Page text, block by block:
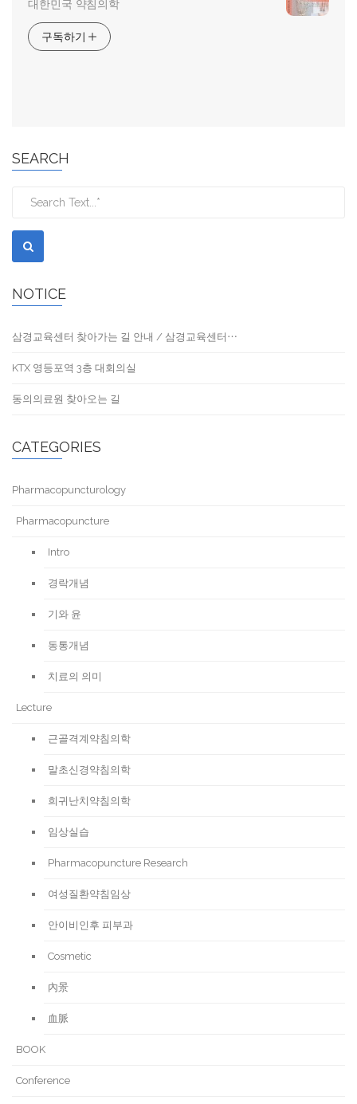
대한민국 약침의학
구독하기
SEARCH
NOTICE
삼경교육센터 찾아가는 길 안내 / 삼경교육센터⋯
KTX 영등포역 3층 대회의실
동의의료원 찾아오는 길
CATEGORIES
Pharmacopuncturology
Pharmacopuncture
Intro
경락개념
기와 윤
동통개념
치료의 의미
Lecture
근골격계약침의학
말초신경약침의학
희귀난치약침의학
임상실습
Pharmacopuncture Research
여성질환약침임상
안이비인후 피부과
Cosmetic
內景
血脈
BOOK
Conference